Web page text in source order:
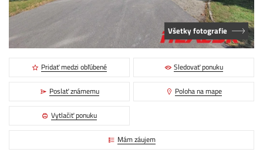
Všetky fotografie
Pridať medzi obľúbené Sledovať ponuku
Poslať známemu Poloha na mape
Vytlačiť ponuku
Mám záujem